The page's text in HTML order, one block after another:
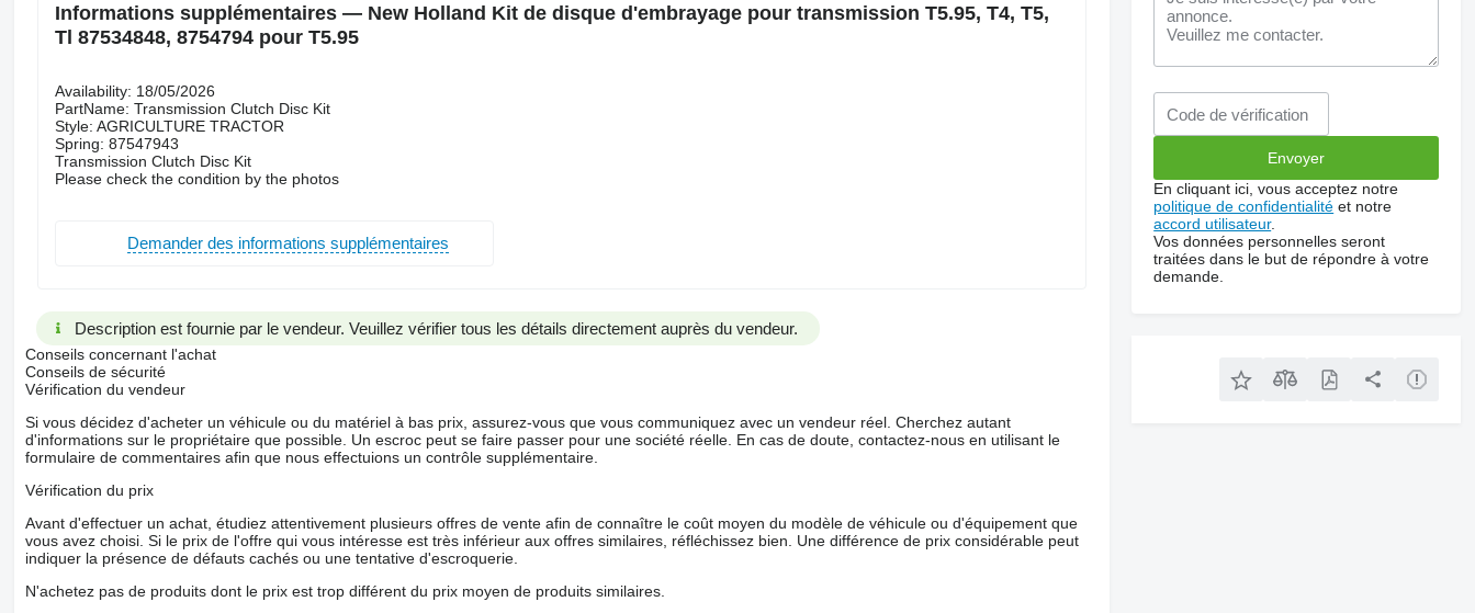
Informations supplémentaires — New Holland Kit de disque d'embrayage pour transmission T5.95, T4, T5,
Tl 87534848, 8754794 pour T5.95
Availability: 18/05/2026
PartName: Transmission Clutch Disc Kit
Style: AGRICULTURE TRACTOR
Spring: 87547943
Transmission Clutch Disc Kit
Please check the condition by the photos
Demander des informations supplémentaires
Description est fournie par le vendeur. Veuillez vérifier tous les détails directement auprès du vendeur.
Conseils concernant l'achat
Conseils de sécurité
Vérification du vendeur
Si vous décidez d'acheter un véhicule ou du matériel à bas prix, assurez-vous que vous communiquez avec un vendeur réel. Cherchez autant
d'informations sur le propriétaire que possible. Un escroc peut se faire passer pour une société réelle. En cas de doute, contactez-nous en utilisant le
formulaire de commentaires afin que nous effectuions un contrôle supplémentaire.
Vérification du prix
Avant d'effectuer un achat, étudiez attentivement plusieurs offres de vente afin de connaître le coût moyen du modèle de véhicule ou d'équipement que
vous avez choisi. Si le prix de l'offre qui vous intéresse est très inférieur aux offres similaires, réfléchissez bien. Une différence de prix considérable peut
indiquer la présence de défauts cachés ou une tentative d'escroquerie.
N'achetez pas de produits dont le prix est trop différent du prix moyen de produits similaires.
En cliquant ici, vous acceptez notre
politique de confidentialité et notre
accord utilisateur.
Vos données personnelles seront
traitées dans le but de répondre à votre
demande.